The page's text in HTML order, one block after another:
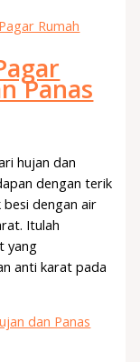
Panas
hujan dan
dengan terik
dengan air
Itulah
yang
anti karat pada
dan Panas